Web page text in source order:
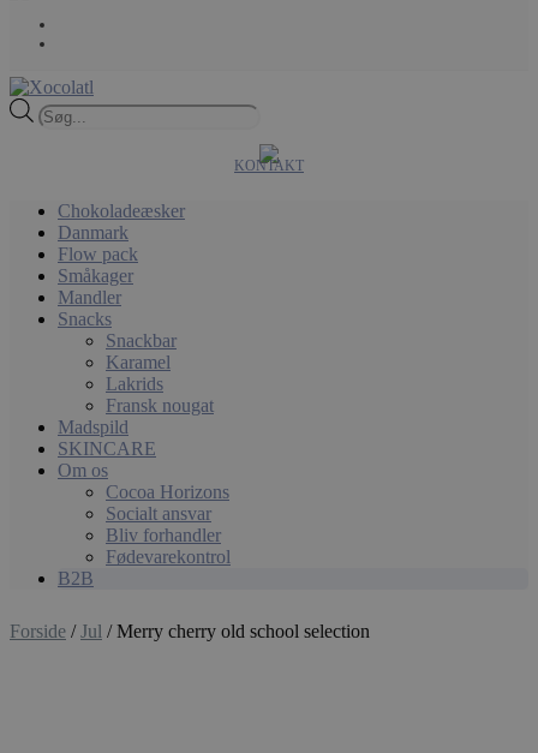
Products
search
KONTAKT
Chokoladeæsker
Danmark
Flow pack
Småkager
Mandler
Snacks
Snackbar
Karamel
Lakrids
Fransk nougat
Madspild
SKINCARE
Om os
Cocoa Horizons
Socialt ansvar
Bliv forhandler
Fødevarekontrol
B2B
Forside /Jul / Merry cherry old school selection